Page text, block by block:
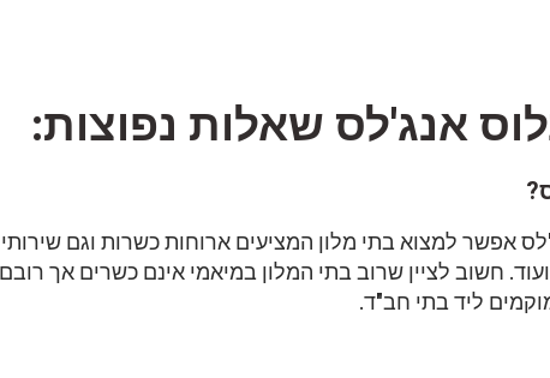
אנג'לס שאלות נפוצות:
אפשר למצוא בתי מלון המציעים ארוחות כשרות וגם
חשוב לציין שרוב בתי המלון במיאמי אינם כשרים אך רובם
ליד בתי חב"ד.